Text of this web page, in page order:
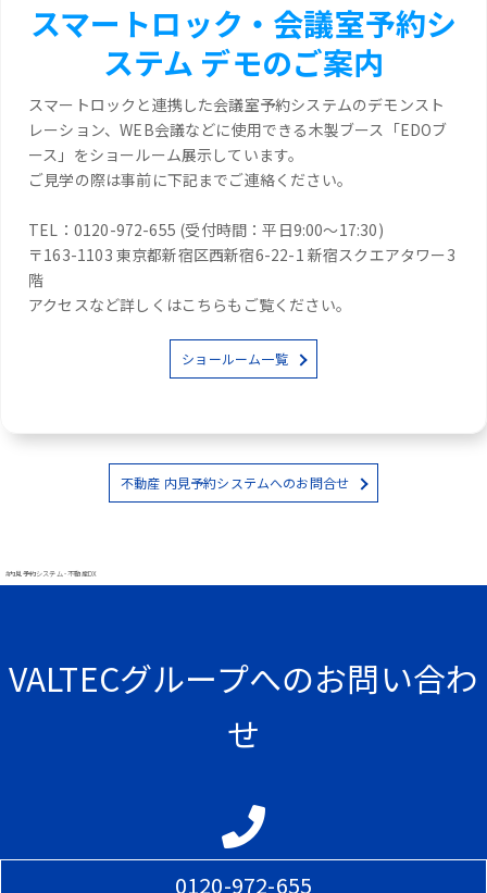
スマートロック・会議室予約シ
ステム デモのご案内
スマートロックと連携した会議室予約システムのデモンスト
レーション、WEB会議などに使用できる木製ブース「EDOブ
ース」をショールーム展示しています。
ご見学の際は事前に下記までご連絡ください。
TEL：0120-972-655 (受付時間：平日9:00～17:30)
〒163-1103 東京都新宿区西新宿6-22-1 新宿スクエアタワー3
階
アクセスなど詳しくはこちらもご覧ください。
ショールーム一覧
不動産 内見予約システムへのお問合せ
#内見予約システム - 不動産DX
VALTECグループへのお問い合わ
せ
0120-972-655